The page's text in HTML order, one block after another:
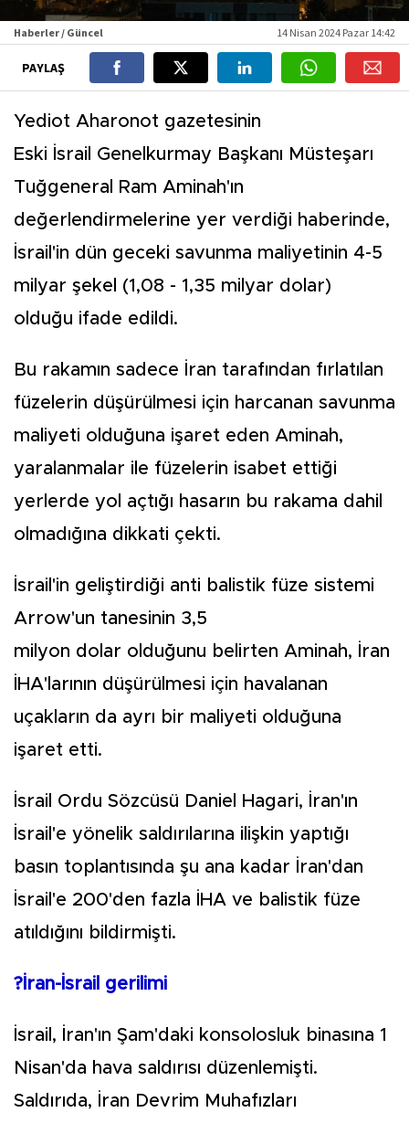
Haberler / Güncel 14 Nisan 2024 Pazar 14:42
PAYLAŞ
Yediot Aharonot gazetesinin
Eski İsrail Genelkurmay Başkanı Müsteşarı
Tuğgeneral Ram Aminah'ın
değerlendirmelerine yer verdiği haberinde,
İsrail'in dün geceki savunma maliyetinin 4-5
milyar şekel (1,08 - 1,35 milyar dolar)
olduğu ifade edildi.
Bu rakamın sadece İran tarafından fırlatılan
füzelerin düşürülmesi için harcanan savunma
maliyeti olduğuna işaret eden Aminah,
yaralanmalar ile füzelerin isabet ettiği
yerlerde yol açtığı hasarın bu rakama dahil
olmadığına dikkati çekti.
İsrail'in geliştirdiği anti balistik füze sistemi
Arrow'un tanesinin 3,5
milyon dolar olduğunu belirten Aminah, İran
İHA'larının düşürülmesi için havalanan
uçakların da ayrı bir maliyeti olduğuna
işaret etti.
İsrail Ordu Sözcüsü Daniel Hagari, İran'ın
İsrail'e yönelik saldırılarına ilişkin yaptığı
basın toplantısında şu ana kadar İran'dan
İsrail'e 200'den fazla İHA ve balistik füze
atıldığını bildirmişti.
?İran-İsrail gerilimi
İsrail, İran'ın Şam'daki konsolosluk binasına 1
Nisan'da hava saldırısı düzenlemişti.
Saldırıda, İran Devrim Muhafızları